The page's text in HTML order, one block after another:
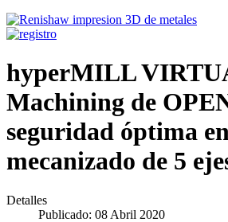
hyperMILL
Machining de
seguridad óptima
mecanizado de 5
Detalles
Publicado: 08 Abril 2020